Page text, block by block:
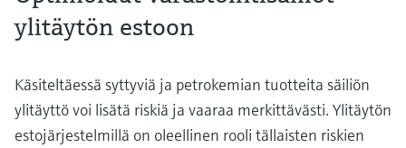
ylitäytön estoon
Käsiteltäessä syttyviä ja petrokemian tuotteita säiliön
ylitäyttö voi lisätä riskiä ja vaaraa merkittävästi. Ylitäytön
estojärjestelmillä on oleellinen rooli tällaisten riskien